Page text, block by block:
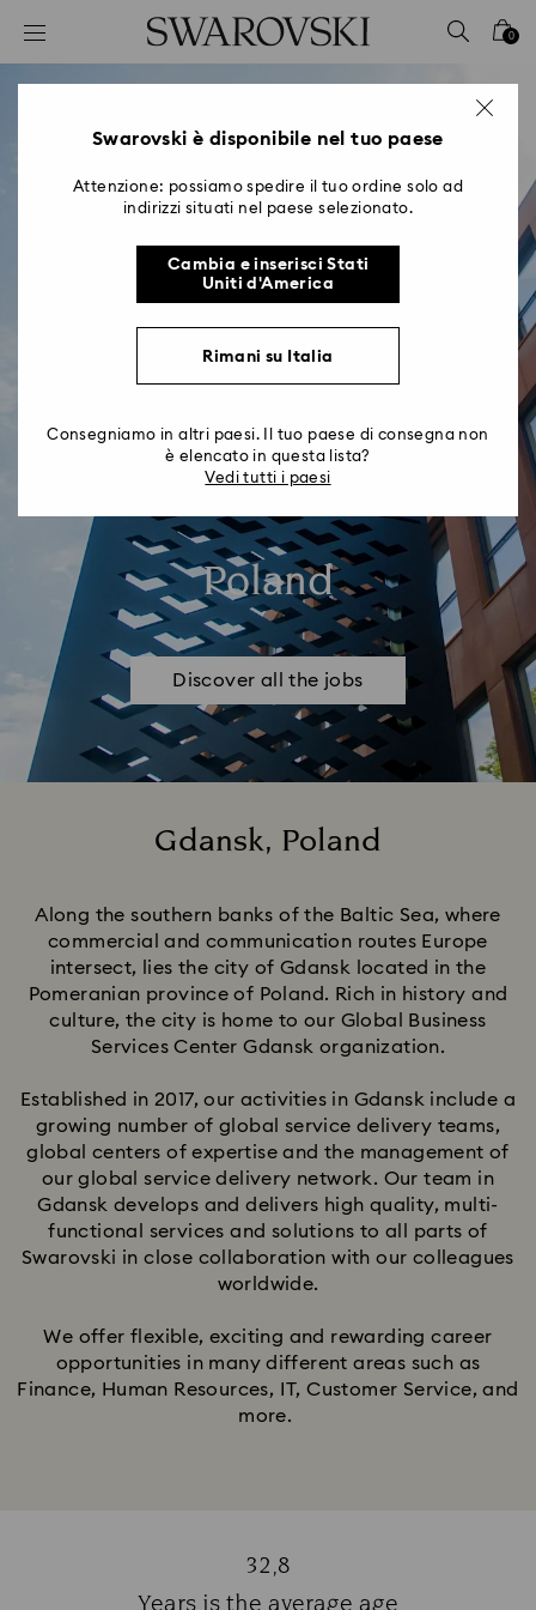
Accesskeys list
0 - Header
2 - Footer
0
Poland
Discover all the jobs
Gdansk, Poland
Along the southern banks of the Baltic Sea, where
commercial and communication routes Europe
intersect, lies the city of Gdansk located in the
Pomeranian province of Poland. Rich in history and
culture, the city is home to our Global Business
Services Center Gdansk organization.
Established in 2017, our activities in Gdansk include a
growing number of global service delivery teams,
global centers of expertise and the management of
our global service delivery network. Our team in
Gdansk develops and delivers high quality, multi-
functional services and solutions to all parts of
Swarovski in close collaboration with our colleagues
worldwide.​
We offer flexible, exciting and rewarding career
opportunities in many different areas such as
Finance, Human Resources, IT, Customer Service, and
more. ​
32,8
Swarovski è disponibile nel tuo paese
Attenzione: possiamo spedire il tuo ordine solo ad
indirizzi situati nel paese selezionato.
Cambia e inserisci Stati
Uniti d'America
Rimani su Italia
Consegniamo in altri paesi. Il tuo paese di consegna non
è elencato in questa lista?
Vedi tutti i paesi